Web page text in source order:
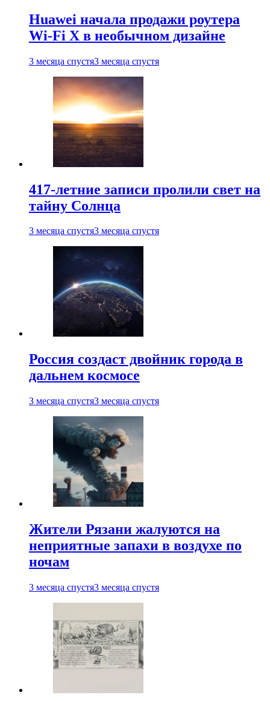
Huawei начала продажи роутера
Wi-Fi X в необычном дизайне
3 месяца спустя3 месяца спустя
417-летние записи пролили свет на
тайну Солнца
3 месяца спустя3 месяца спустя
Россия создаст двойник города в
дальнем космосе
3 месяца спустя3 месяца спустя
Жители Рязани жалуются на
неприятные запахи в воздухе по
ночам
3 месяца спустя3 месяца спустя